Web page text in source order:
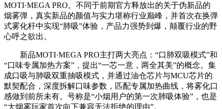
MOTI·MEGA PRO。不同于前期官方释放出的关于伪新品的
烟雾弹，真实新品的颜值与实力堪称行业巅峰，并首次在换弹
式雾化杆中实现“肺吸”体验，产品力强势到爆，颠覆行业的野
心呼之欲出。
新品MOTI·MEGA PRO主打两大亮点：“口肺双吸模式”和
“口味专属加热方案”，提出“一芯一意，两全其美”的概念。集
成口吸与肺吸双重抽吸模式，并通过油仓芯片与MCU芯片的
默契配合，深度拆解口味参数，匹配专属加热曲线，将雾化口
感做到前所未有。号称是“小烟用户的第一次肺吸体验”，也是
“大烟雾玩家首次向下兼容无法拒绝的理由”。